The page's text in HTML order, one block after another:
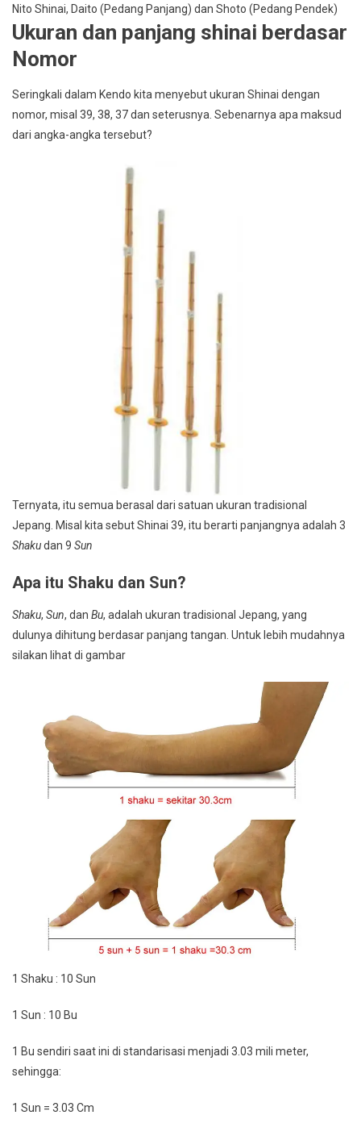
Nito Shinai, Daito (Pedang Panjang) dan Shoto (Pedang Pendek)
Ukuran dan panjang shinai berdasar
Nomor
Seringkali dalam Kendo kita menyebut ukuran Shinai dengan
nomor, misal 39, 38, 37 dan seterusnya. Sebenarnya apa maksud
dari angka-angka tersebut?
Ternyata, itu semua berasal dari satuan ukuran tradisional
Jepang. Misal kita sebut Shinai 39, itu berarti panjangnya adalah 3
Shakudan 9 Sun
Apa itu Shaku dan Sun?
Shaku, Sun, dan Bu, adalah ukuran tradisional Jepang, yang
dulunya dihitung berdasar panjang tangan. Untuk lebih mudahnya
silakan lihat di gambar
1 Shaku : 10 Sun
1 Sun : 10 Bu
1 Bu sendiri saat ini di standarisasi menjadi 3.03 mili meter,
sehingga:
1 Sun = 3.03 Cm